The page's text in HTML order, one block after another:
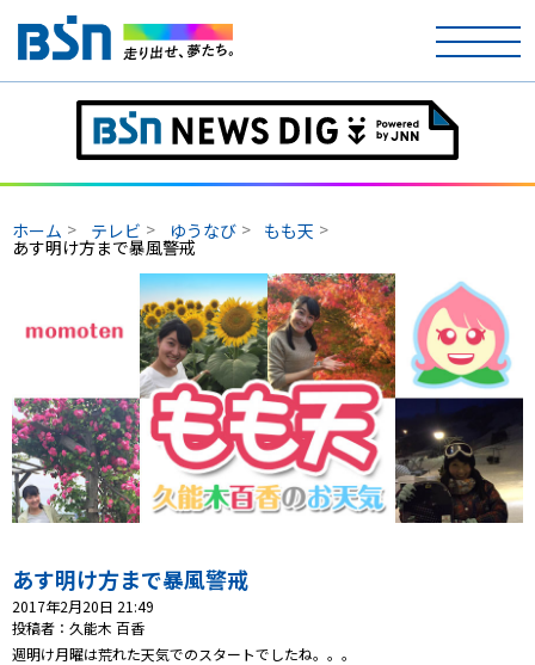
テレビ
ラジオ
アナウンサー
イベント
ニュース
天気
プレゼント
コンテンツ・アプリ
ホーム テレビ ゆうなび もも天
あす明け方まで暴風警戒
あす明け方まで暴風警戒
2017年2月20日 21:49
投稿者：久能木 百香
週明け月曜は荒れた天気でのスタートでしたね。。。